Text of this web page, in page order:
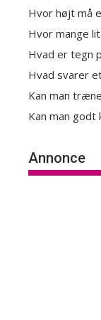
Hvor højt må
Hvor mange
Hvad er tegn
Hvad svarer
Kan man
Kan man godt
Annonce